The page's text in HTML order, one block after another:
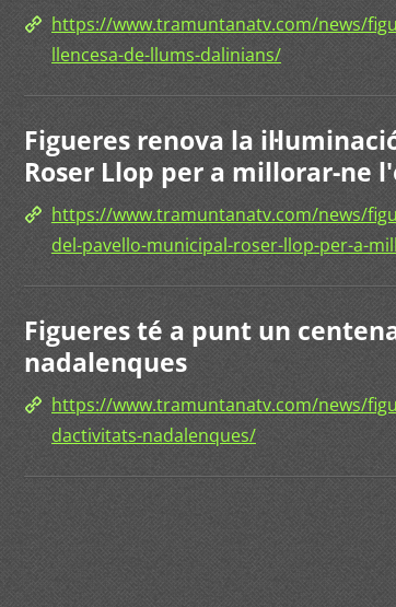
https://www.tramuntanatv.com/news/
llencesa-de-llums-dalinians/
Figueres renova la
Roser Llop per a millorar-ne
https://www.tramuntanatv.com/news/
del-pavello-municipal-roser-llop-per-a-
Figueres té a punt un
nadalenques
https://www.tramuntanatv.com/news/
dactivitats-nadalenques/